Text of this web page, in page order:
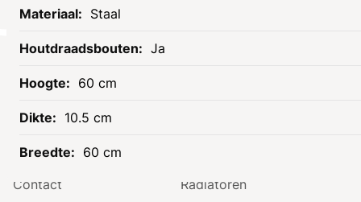
Staal
Ja
60 cm
10.5 cm
60 cm
Openingstijden
Contact
Radiatoren